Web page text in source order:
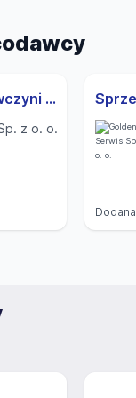
Sprzedawca/Sprzedawczyni - ŁÓDŹ ul. Przybyszewskiego
z o. o.
Dodana